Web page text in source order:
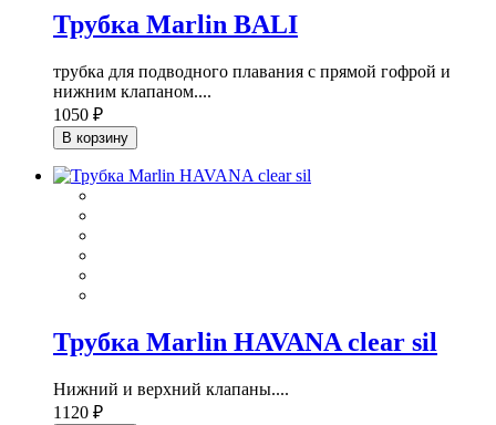
Трубка Marlin BALI
трубка для подводного плавания с прямой гофрой и
нижним клапаном....
1050 ₽
В корзину
Трубка Marlin HAVANA clear sil
Нижний и верхний клапаны....
1120 ₽